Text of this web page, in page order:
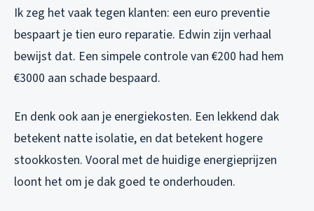
Ik zeg het vaak tegen klanten: een euro preventie
bespaart je tien euro reparatie. Edwin zijn verhaal
bewijst dat. Een simpele controle van €200 had hem
€3000 aan schade bespaard.
En denk ook aan je energiekosten. Een lekkend dak
betekent natte isolatie, en dat betekent hogere
stookkosten. Vooral met de huidige energieprijzen
loont het om je dak goed te onderhouden.